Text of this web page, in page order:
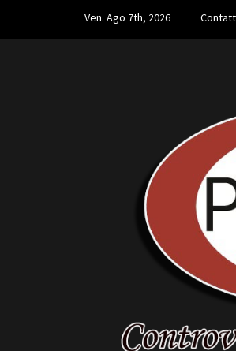
content
Ven. Ago 7th, 2026